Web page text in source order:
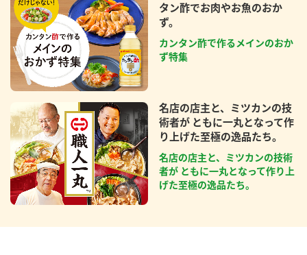
タン酢でお肉やお魚のおか
ず。
カンタン酢で作るメインのおか
ず特集
名店の店主と、ミツカンの技
術者が ともに一丸となって作
り上げた至極の逸品たち。
名店の店主と、ミツカンの技術
者が ともに一丸となって作り上
げた至極の逸品たち。